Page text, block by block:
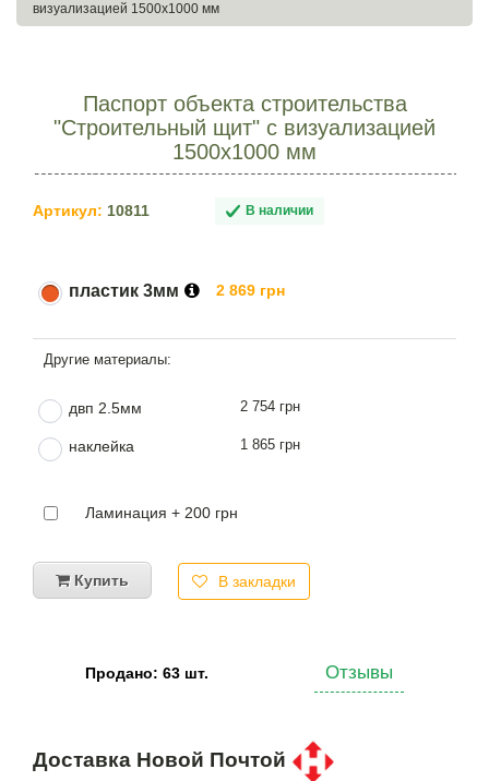
визуализацией 1500х1000 мм
Паспорт объекта строительства
"Строительный щит" с визуализацией
1500х1000 мм
Артикул: 10811 В наличии
пластик 3мм 2 869 грн
двп 2.5мм 2 754 грн
наклейка 1 865 грн
Ламинация + 200 грн
Купить В закладки
Продано: 63 шт. Отзывы
Доставка Новой Почтой